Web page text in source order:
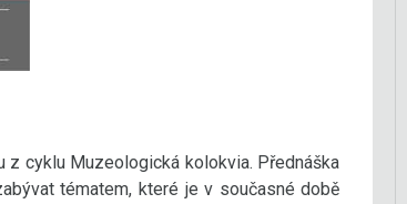
z cyklu Muzeologická kolokvia. Přednáška
tématem, které je v současné době